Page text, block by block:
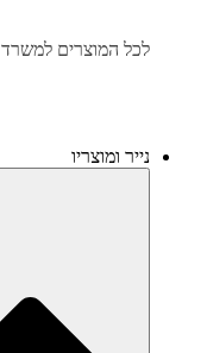
לכל המוצרים למשרד
נייר ומוצריו